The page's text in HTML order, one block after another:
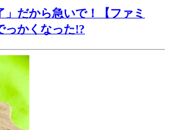
」だから急いで！【ファミ
っかくなった!?